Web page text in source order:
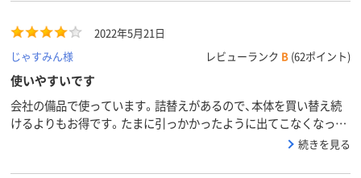
2022年5月21日
じゃすみん様
レビューランク B (62ポイント)
使いやすいです
会社の備品で使っています。詰替えがあるので、本体を買い替え続
けるよりもお得です。たまに引っかかったように出てこなくなった
り、一部紙から浮いてしまうことがありますが(上から押さえれば大
続きを見る